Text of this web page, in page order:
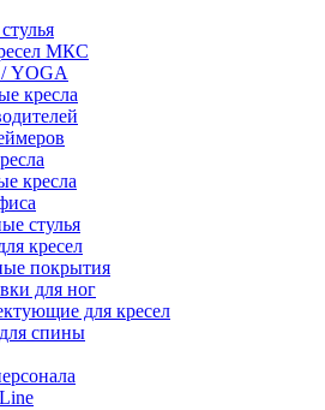
МКС
YOGA
кресла
кресла
стулья
кресел
покрытия
для ног
для кресел
спины